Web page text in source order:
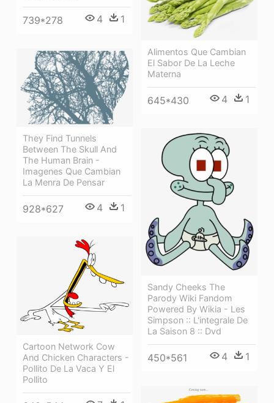
739*278 4 1
Alimentos Que Cambian
El Sabor De La Leche
Materna
645*430 4 1
They Find Tunnels
Between The Skull And
The Human Brain -
Imagenes Que Cambian
La Menra De Pensar
928*627 4 1
Sandy Cheeks The
Parody Wiki Fandom
Powered By Wikia - Les
Simpson :: L'integrale De
La Saison 8 :: Dvd
450*561 4 1
Cartoon Network Cow
And Chicken Characters -
Pollito De La Vaca Y El
Pollito